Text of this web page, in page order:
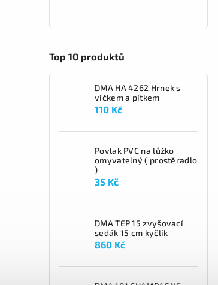
Top 10 produktů
DMA HA 4262 Hrnek s
víčkem a pítkem
110 Kč
Povlak PVC na lůžko
omyvatelný ( prostěradlo
)
35 Kč
DMA TEP 15 zvyšovací
sedák 15 cm kyčlík
860 Kč